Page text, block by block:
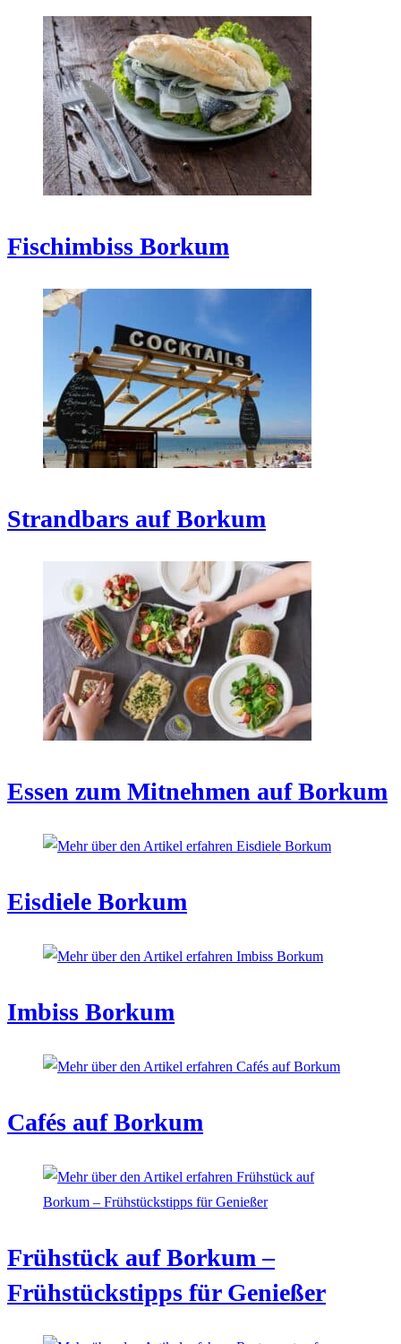
Fischimbiss Borkum
Strandbars auf Borkum
Essen zum Mitnehmen auf Borkum
Eisdiele Borkum
Imbiss Borkum
Cafés auf Borkum
Frühstück auf Borkum –
Frühstückstipps für Genießer